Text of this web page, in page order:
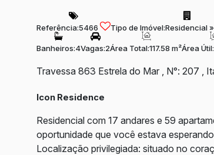
Referência:5466 Tipo de Imóvel:Residencial»
Banheiros:4Vagas:2Área Total:117.58 m²Área Útil:
Travessa 863 Estrela do Mar , N°: 207 ,
Icon Residence
Residencial com 17 andares e 59
oportunidade que você estava
Localização privilegiada: situado no